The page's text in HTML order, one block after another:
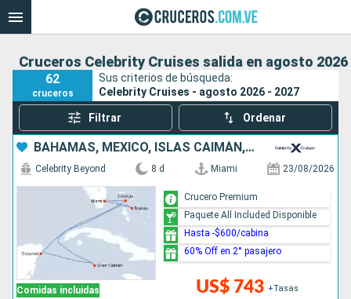
Cruceros Celebrity Cruises salida en agosto 2026
62
cruceros
Sus criterios de búsqueda:
Celebrity Cruises - agosto 2026 - 2027
Filtrar Ordenar
BAHAMAS, MÉXICO, ISLAS CAIMÁN, ESTADOS UNIDOS
Comidas incluidas
Celebrity Beyond 8 d Miami 23/08/2026
US$ 743 +Tasas
Crucero Premium
Paquete All Included Disponible
Hasta -$600/cabina
60% Off en 2° pasajero